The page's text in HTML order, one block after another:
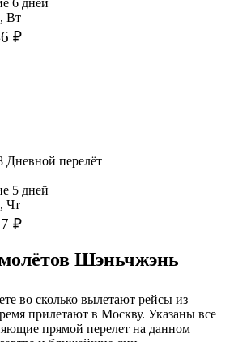
Вт
₽
Дневной перелёт
5 дней
Чт
₽
Шэньчжэнь
во сколько вылетают рейсы из
прилетают в Москву. Указаны все
прямой перелет на данном